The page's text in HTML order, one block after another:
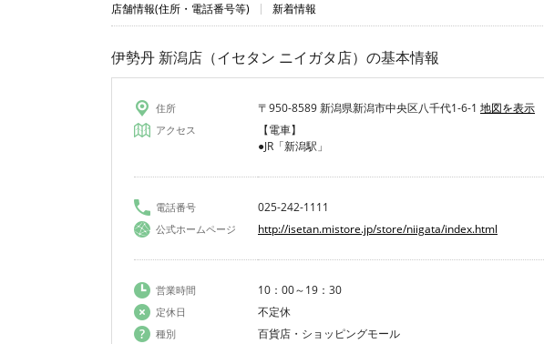
店舗情報(住所・電話番号等) 新着情報
伊勢丹 新潟店（イセタン ニイガタ店） の基本情報
住所 〒950-8589 新潟県新潟市中央区八千代1-6-1 地図を表示
アクセス
【電車】
●JR「新潟駅」
電話番号 025-242-1111
公式ホームページ http://isetan.mistore.jp/store/niigata/index.html
営業時間 10：00～19：30
定休日 不定休
種別 百貨店・ショッピングモール